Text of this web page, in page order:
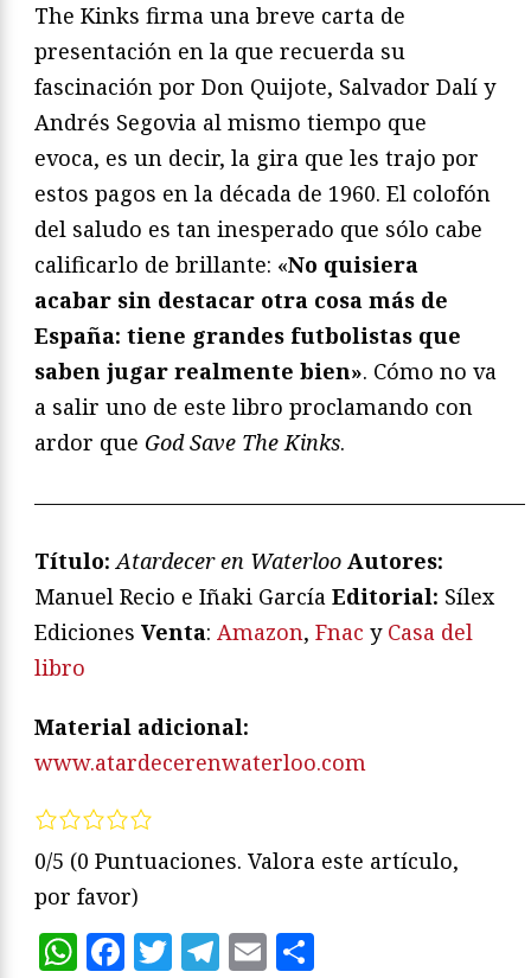
The Kinks firma una breve carta de
presentación en la que recuerda su
fascinación por Don Quijote, Salvador Dalí y
Andrés Segovia al mismo tiempo que
evoca, es un decir, la gira que les trajo por
estos pagos en la década de 1960. El colofón
del saludo es tan inesperado que sólo cabe
calificarlo de brillante: «No quisiera
acabar sin destacar otra cosa más de
España: tiene grandes futbolistas que
saben jugar realmente bien». Cómo no va
a salir uno de este libro proclamando con
ardor que God Save The Kinks.
———————————————————————
Título: Atardecer en Waterloo Autores:
Manuel Recio e Iñaki García Editorial: Sílex
Ediciones Venta: Amazon, Fnac y Casa del
libro
Material adicional:
www.atardecerenwaterloo.com
0/5 (0 Puntuaciones. Valora este artículo,
por favor)
WhatsApp
Facebook
Twitter
Telegram
Email